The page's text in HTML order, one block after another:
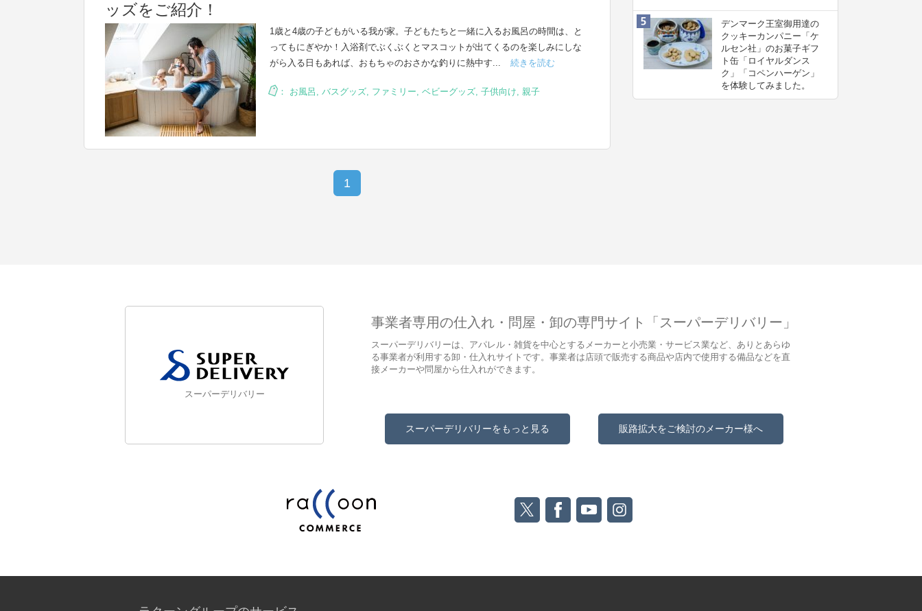
ッズをご紹介！
1歳と4歳の子どもがいる我が家。子どもたちと一緒に入るお風呂の時間は、と
ってもにぎやか！入浴剤でぶくぶくとマスコットが出てくるのを楽しみにしな
がら入る日もあれば、おもちゃのおさかな釣りに熱中す...
続きを読む
： お風呂 , バスグッズ, ファミリー, ベビーグッズ, 子供向け, 親子
1
デンマーク王室御用達の
クッキーカンパニー「ケ
ルセン社」のお菓子ギフ
ト缶「ロイヤルダンス
ク」「コペンハーゲン」
を体験してみました。
スーパーデリバリー
事業者専用の仕入れ・問屋・卸の専門サイト「スーパーデリバリー」
スーパーデリバリーは、アパレル・雑貨を中心とするメーカーと小売業・サービス業など、ありとあらゆ
る事業者が利用する卸・仕入れサイトです。事業者は店頭で販売する商品や店内で使用する備品などを直
接メーカーや問屋から仕入れができます。
スーパーデリバリーをもっと見る 販路拡大をご検討のメーカー様へ